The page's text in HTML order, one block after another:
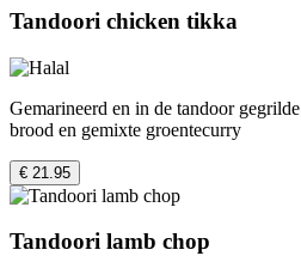
Tandoori chicken tikka
Gemarineerd en in de tandoor
brood en gemixte groentecurry
€ 21.95
Tandoori lamb chop